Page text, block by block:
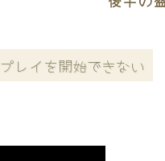
プレイを開始できない